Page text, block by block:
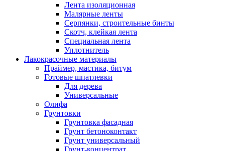
Лента изоляционная
Малярные ленты
Серпянки, строительные бинты
Скотч, клейкая лента
Специальная лента
Уплотнитель
Лакокрасочные материалы
Праймер, мастика, битум
Готовые шпатлевки
Для дерева
Универсальные
Олифа
Грунтовки
Грунтовка фасадная
Грунт бетоноконтакт
Грунт универсальный